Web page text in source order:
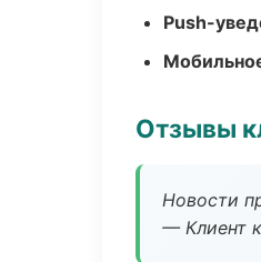
Push-
Отзывы
Новости
— Клиент